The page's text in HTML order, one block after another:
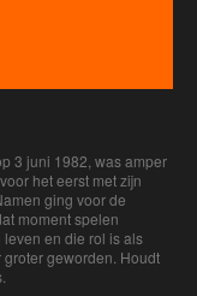
3 juni 1982, was amper
het eerst met zijn
ging voor de
moment spelen
leven en die rol is als
geworden. Houdt